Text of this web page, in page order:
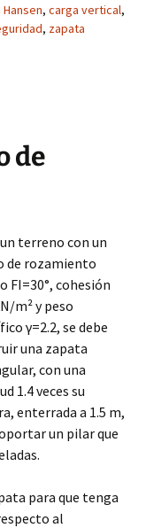
, carga vertical,
, zapata
de
terreno con un
de rozamiento
FI=30°, cohesión
m² y peso
γ=2.2, se debe
una zapata
con una
1.4 veces su
enterrada a 1.5 m,
un pilar que
para que tenga
al